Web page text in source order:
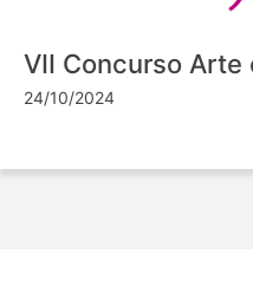
VII Concurso Arte
24/10/2024